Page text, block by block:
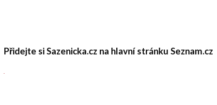
Přidejte si Sazenicka.cz na hlavní stránku Seznam.cz